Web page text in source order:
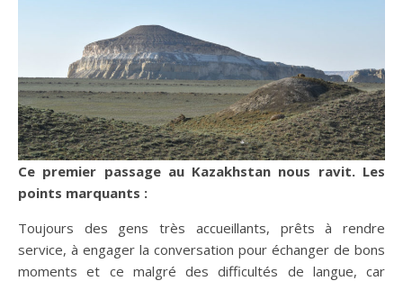
Ce premier passage au Kazakhstan nous ravit. Les
points marquants :
Toujours des gens très accueillants, prêts à rendre
service, à engager la conversation pour échanger de bons
moments et ce malgré des difficultés de langue, car